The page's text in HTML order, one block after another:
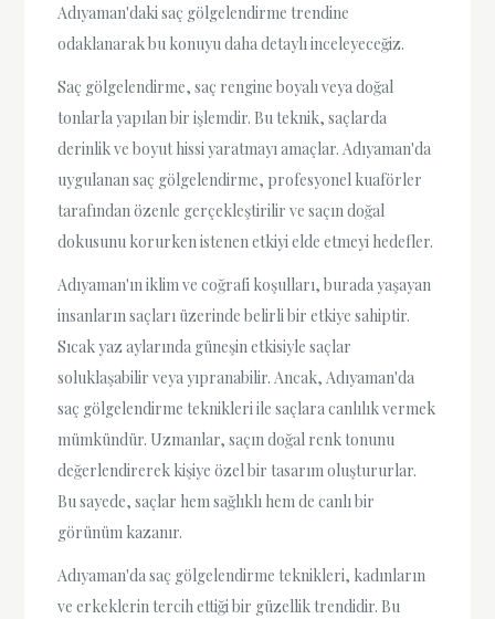
Adıyaman'daki saç gölgelendirme trendine
odaklanarak bu konuyu daha detaylı inceleyeceğiz.
Saç gölgelendirme, saç rengine boyalı veya doğal
tonlarla yapılan bir işlemdir. Bu teknik, saçlarda
derinlik ve boyut hissi yaratmayı amaçlar. Adıyaman'da
uygulanan saç gölgelendirme, profesyonel kuaförler
tarafından özenle gerçekleştirilir ve saçın doğal
dokusunu korurken istenen etkiyi elde etmeyi hedefler.
Adıyaman'ın iklim ve coğrafi koşulları, burada yaşayan
insanların saçları üzerinde belirli bir etkiye sahiptir.
Sıcak yaz aylarında güneşin etkisiyle saçlar
soluklaşabilir veya yıpranabilir. Ancak, Adıyaman'da
saç gölgelendirme teknikleri ile saçlara canlılık vermek
mümkündür. Uzmanlar, saçın doğal renk tonunu
değerlendirerek kişiye özel bir tasarım oluştururlar.
Bu sayede, saçlar hem sağlıklı hem de canlı bir
görünüm kazanır.
Adıyaman'da saç gölgelendirme teknikleri, kadınların
ve erkeklerin tercih ettiği bir güzellik trendidir. Bu